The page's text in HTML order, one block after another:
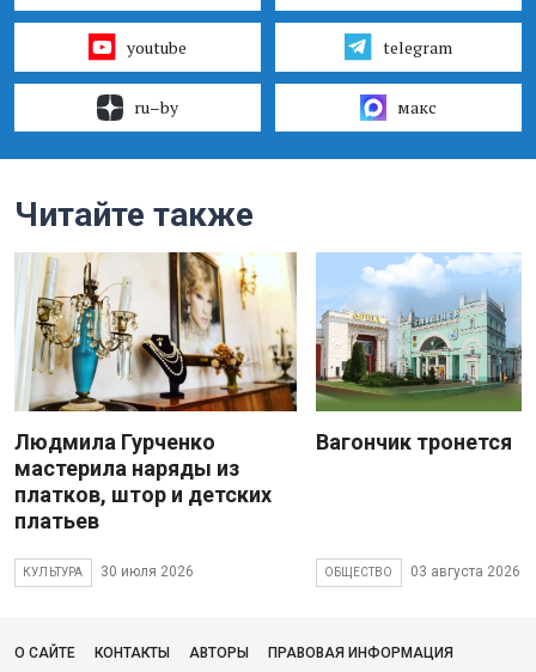
youtube telegram
ru–by макс
Читайте также
Людмила Гурченко
мастерила наряды из
платков, штор и детских
платьев
КУЛЬТУРА 30 июля 2026
Вагончик тронется
ОБЩЕСТВО 03 августа 2026
О САЙТЕ КОНТАКТЫ АВТОРЫ ПРАВОВАЯ ИНФОРМАЦИЯ